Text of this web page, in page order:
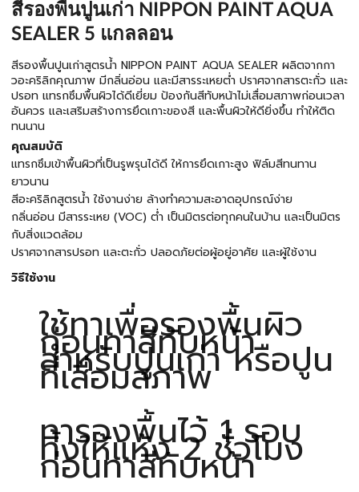
สีรองพื้นปูนเก่า NIPPON PAINT AQUA
SEALER 5 แกลลอน
สีรองพื้นปูนเก่าสูตรน้ำ NIPPON PAINT AQUA SEALER ผลิตจากกา
วอะคริลิกคุณภาพ มีกลิ่นอ่อน และมีสารระเหยต่ำ ปราศจากสารตะกั่ว และ
ปรอท แทรกซึมพื้นผิวได้ดีเยี่ยม ป้องกันสีทับหน้าไม่เสื่อมสภาพก่อนเวลา
อันควร และเสริมสร้างการยึดเกาะของสี และพื้นผิวให้ดียิ่งขึ้น ทำให้ติด
ทนนาน
คุณสมบัติ
แทรกซึมเข้าพื้นผิวที่เป็นรูพรุนได้ดี ให้การยึดเกาะสูง ฟิล์มสีทนทาน
ยาวนาน
สีอะคริลิกสูตรน้ำ ใช้งานง่าย ล้างทำความสะอาดอุปกรณ์ง่าย
กลิ่นอ่อน มีสารระเหย (VOC) ต่ำ เป็นมิตรต่อทุกคนในบ้าน และเป็นมิตร
กับสิ่งแวดล้อม
ปราศจากสารปรอท และตะกั่ว ปลอดภัยต่อผู้อยู่อาศัย และผู้ใช้งาน
วิธีใช้งาน
ใช้ทาเพื่อรองพื้นผิว
ก่อนทาสีทับหน้า
สำหรับปูนเก่า หรือปูน
ที่เสื่อมสภาพ
ทารองพื้นไว้ 1 รอบ
ทิ้งให้แห้ง 2 ชั่วโมง
ก่อนทาสีทับหน้า